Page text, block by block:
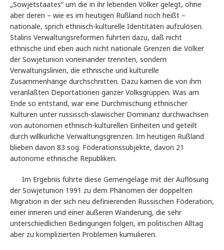
„Sowjetstaates“ um die in ihr lebenden Völker gelegt, ohne
aber deren – wie es im heutigen Rußland noch heißt –
nationale, sprich ethnisch-kulturelle Identitäten aufzulösen.
Stalins Verwaltungsreformen führten dazu, daß nicht
ethnische und eben auch nicht nationale Grenzen die Völker
der Sowjetunion voneinander trennten, sondern
Verwaltungslinien, die ethnische und kulturelle
Zusammenhänge durchschnitten. Dazu kamen die von ihm
veranlaßten Deportationen ganzer Volksgruppen. Was am
Ende so entstand, war eine Durchmischung ethnischer
Kulturen unter russissch-slawischer Dominanz durchwachsen
von autonomen ethnisch-kulturellen Einheiten und geteilt
durch willkürliche Verwaltungsgrenzen. Im heutigen Rußland
blieben davon 83 sog. Föderationssubjekte, davon 21
autonome ethnische Republiken.
Im Ergebnis führte diese Gemengelage mit der Auflösung
der Sowjetunion 1991 zu dem Phänomen der doppelten
Migration in der sich neu definierenden Russischen Föderation,
einer inneren und einer äußeren Wanderung, die sehr
unterschiedlichen Bedingungen folgen, im politischen Alltag
aber zu komplizierten Problemen kumulieren.